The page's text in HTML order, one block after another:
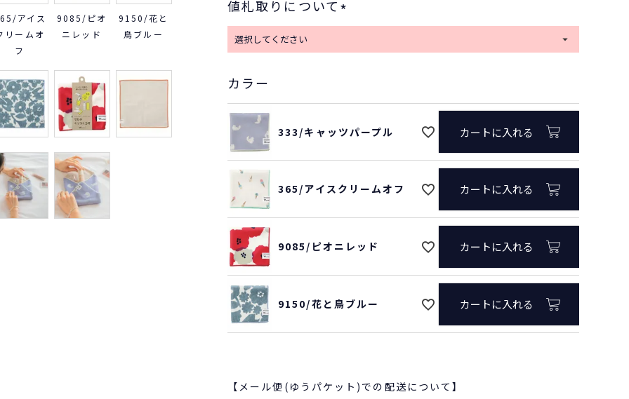
アイス
リームオ
フ
9085/ピオ
ニレッド
9150/花と
鳥ブルー
)
値札取りについて
(
必
カラー
333/キャッツパープル カートに入れる
365/アイスクリームオフ カートに入れる
9085/ピオニレッド カートに入れる
9150/花と鳥ブルー カートに入れる
【メール便(ゆうパケット)での配送について】